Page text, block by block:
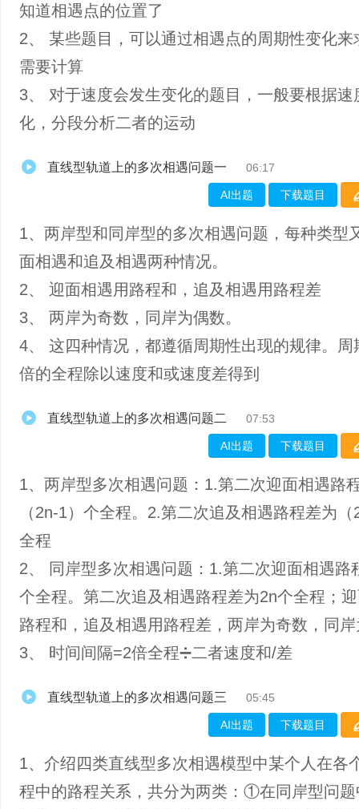
知道相遇点的位置了
2、 某些题目，可以通过相遇点的周期性变化来
需要计算
3、 对于速度会发生变化的题目，一般要根据速
化，分段分析二者的运动
直线型轨道上的多次相遇问题一 06:17
AI出题 下载题目
1、两岸型和同岸型的多次相遇问题，每种类型
面相遇和追及相遇两种情况。
2、 迎面相遇用路程和，追及相遇用路程差
3、 两岸为奇数，同岸为偶数。
4、 这四种情况，都遵循周期性出现的规律。周
倍的全程除以速度和或速度差得到
直线型轨道上的多次相遇问题二 07:53
AI出题 下载题目
1、两岸型多次相遇问题：1.第二次迎面相遇路
（2n-1）个全程。2.第二次追及相遇路程差为
全程
2、 同岸型多次相遇问题：1.第二次迎面相遇路
个全程。第二次追及相遇路程差为2n个全程；
路程和，追及相遇用路程差，两岸为奇数，同
3、 时间间隔=2倍全程➗二者速度和/差
直线型轨道上的多次相遇问题三 05:45
AI出题 下载题目
1、介绍四类直线型多次相遇模型中某个人在各
程中的路程关系，共分为两类：①在同岸型问题